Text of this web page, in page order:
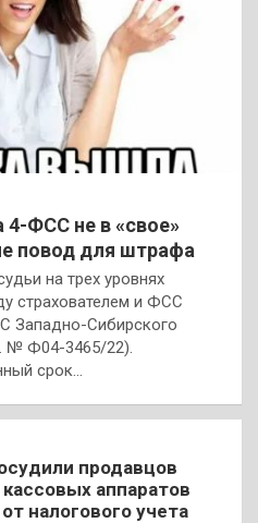
4-ФСС не в «свое»
повод для штрафа
на трех уровнях
страхователем и ФСС
Западно-Сибирского
№ Ф04-3465/22).
срок…
продавцов
аппаратов
налогового учета